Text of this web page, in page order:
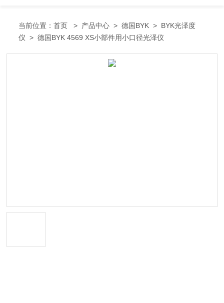
当前位置：首页 > 产品中心 >德国BYK > BYK光泽度
仪 > 德国BYK 4569 XS小部件用小口径光泽仪